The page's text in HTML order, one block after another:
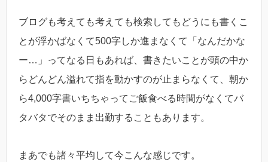
ブログも考えても考えても検索してもどうにも書くこ
とが浮かばなくて500字しか進まなくて「なんだかな
ー…」ってなる日もあれば、書きたいことが頭の中か
らどんどん溢れて指を動かすのが止まらなくて、朝か
ら4,000字書いちちゃってご飯食べる時間がなくてバ
タバタでそのまま出勤することもあります。
まあでも諸々平均して今こんな感じです。